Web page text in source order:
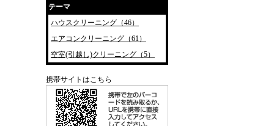
テーマ
ハウスクリーニング（46）
エアコンクリーニング（61）
空室(引越し)クリーニング（5）
携帯サイトはこちら